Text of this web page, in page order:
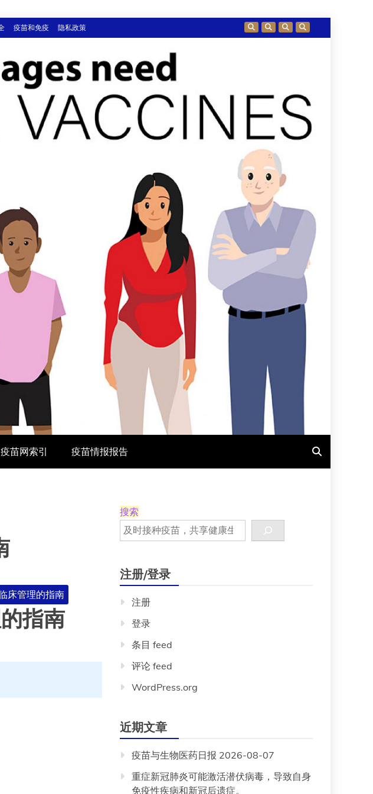
疫苗和免疫 隐私政策
疫苗网索引 疫苗情报报告
床管理的指南
指南
搜索
注册/登录
注册
登录
条目 feed
评论 feed
WordPress.org
近期文章
疫苗与生物医药日报 2026-08-07
重症新冠肺炎可能激活潜伏病毒，导致自身
免疫性疾病和新冠后遗症。